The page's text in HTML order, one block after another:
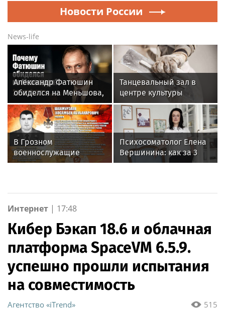
Новости России
News-life
Александр Фатюшин
обиделся на Меньшова,
когда не получил роль в
«Любви и голубях»
Танцевальный зал в
центре культуры
«Хорошевский»
отремонтируют к 1
сентября
В Грозном
военнослужащие
Росгвардии
донорской акции «От
сердца к сердцу»
Психосоматолог Елена
Вершинина: как за 3
минуты вернуть себе
Интернет | 17:48
Кибер Бэкап 18.6 и облачная
платформа SpaceVM 6.5.9.
успешно прошли испытания
на совместимость
515
Агентство «iTrend»